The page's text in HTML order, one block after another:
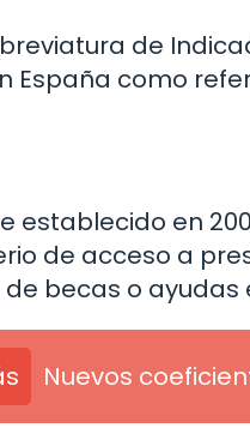
de
España como
establecido en
de acceso a
becas o ayudas
Nuevos